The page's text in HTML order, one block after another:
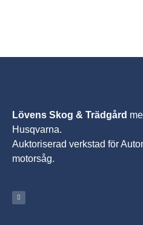
Lövens Skog & Trädgård
Husqvarna.
Auktoriserad verkstad för
motorsåg.